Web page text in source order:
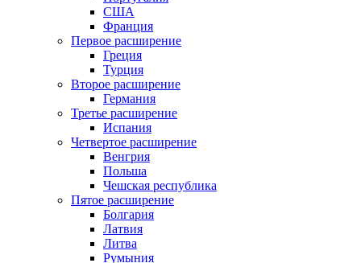
США
Франция
Первое расширение
Греция
Турция
Второе расширение
Германия
Третье расширение
Испания
Четвертое расширение
Венгрия
Польша
Чешская республика
Пятое расширение
Болгария
Латвия
Литва
Румыния